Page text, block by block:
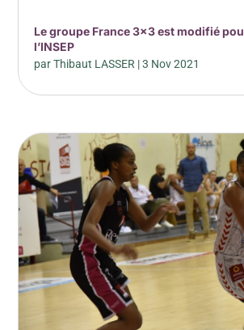
Le groupe France 3×3 est modifié
l’INSEP
parThibaut LASSER |3 Nov 2021